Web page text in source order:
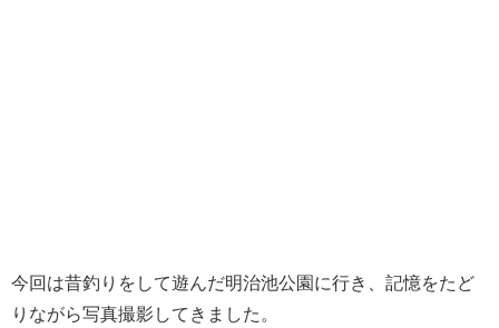
今回は昔釣りをして遊んだ明治池公園に行き、記憶をたど
りながら写真撮影してきました。